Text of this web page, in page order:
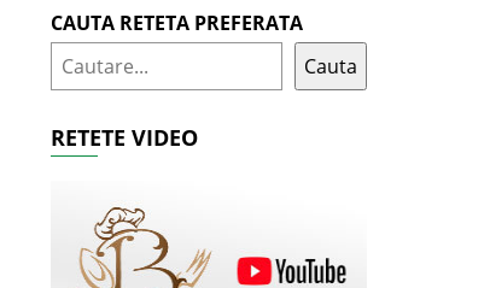
CAUTA RETETA PREFERATA
Cauta
RETETE VIDEO